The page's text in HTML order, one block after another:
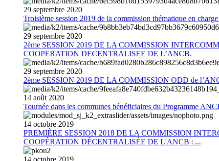
29 septembre 2020
Troisième session 2019 de la commission thématique en
29 septembre 2020
2ème SESSION 2019 DE LA COMMISSION
COOPERATION DECENTRALISEE DE L’ANCB.
29 septembre 2020
2ème SESSION 2019 DE LA COMMISSION ODD de
14 août 2020
Tournée dans les communes bénéficiaires du Programme
14 octobre 2019
PREMIÈRE SESSION 2018 DE LA COMMISSION
COOPÉRATION DÉCENTRALISÉE DE L'ANCB : ...
14 octobre 2019